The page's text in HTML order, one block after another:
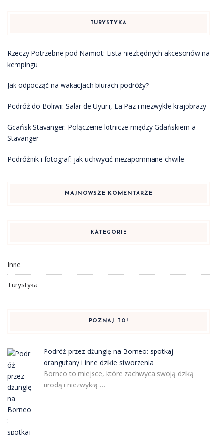
TURYSTYKA
Rzeczy Potrzebne pod Namiot: Lista niezbędnych akcesoriów na
kempingu
Jak odpocząć na wakacjach biurach podróży?
Podróż do Boliwii: Salar de Uyuni, La Paz i niezwykłe krajobrazy
Gdańsk Stavanger: Połączenie lotnicze między Gdańskiem a
Stavanger
Podróżnik i fotograf: jak uchwycić niezapomniane chwile
NAJNOWSZE KOMENTARZE
KATEGORIE
Inne
Turystyka
POZNAJ TO!
Podróż przez dżunglę na Borneo: spotkaj
orangutany i inne dzikie stworzenia
Borneo to miejsce, które zachwyca swoją dziką
urodą i niezwykłą …